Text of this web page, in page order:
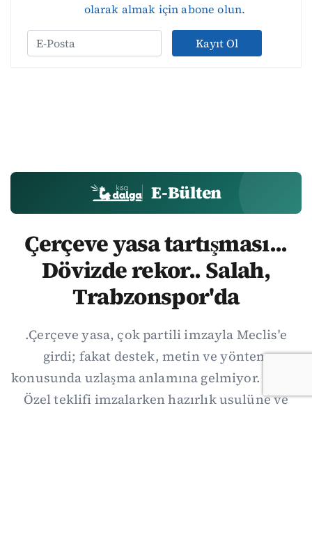
olarak almak için abone olun.
Kayıt Ol
E-Bülten
Çerçeve yasa tartışması...
Dövizde rekor.. Salah,
Trabzonspor'da
.Çerçeve yasa, çok partili imzayla Meclis'e
girdi; fakat destek, metin ve yöntem
konusunda uzlaşma anlamına gelmiyor. Özgür
Özel teklifi imzalarken hazırlık usulüne ve